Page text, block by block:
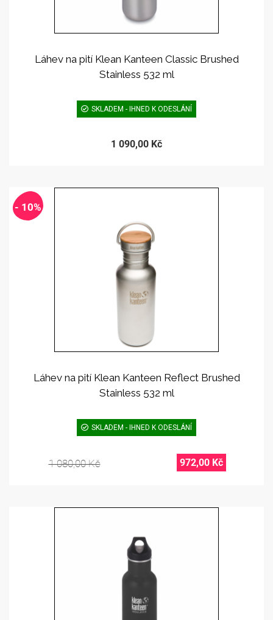
Láhev na pití Klean Kanteen Classic Brushed
Stainless 532 ml
SKLADEM - IHNED K ODESLÁNÍ
1 090,00 Kč
- 10%
Láhev na pití Klean Kanteen Reflect Brushed
Stainless 532 ml
SKLADEM - IHNED K ODESLÁNÍ
1 080,00 Kč 972,00 Kč